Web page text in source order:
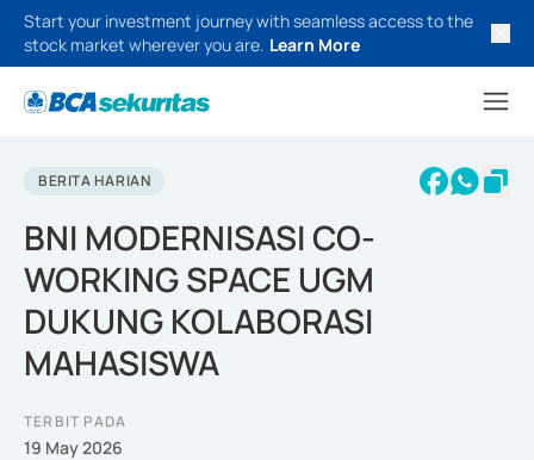
Start your investment journey with seamless access to the
stock market wherever you are. Learn More
BERITA HARIAN
BNI MODERNISASI CO-
WORKING SPACE UGM
DUKUNG KOLABORASI
MAHASISWA
TERBIT PADA
19 May 2026